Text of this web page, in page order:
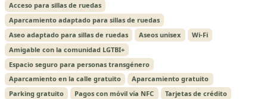
Acceso para sillas de ruedas
Aparcamiento adaptado para sillas de ruedas
Aseo adaptado para sillas de ruedas
Aseos unisex
Wi-Fi
Amigable con la comunidad LGTBI+
Espacio seguro para personas transgénero
Aparcamiento en la calle gratuito
Aparcamiento gratuito
Parking gratuito
Pagos con móvil vía NFC
Tarjetas de crédito